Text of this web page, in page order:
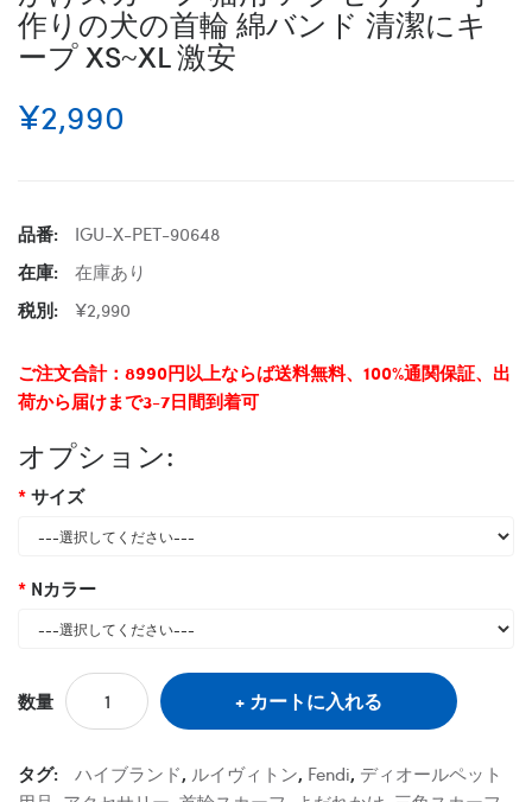
作りの犬の首輪 綿バンド 清潔にキ
ープ XS~XL 激安
¥2,990
品番:
IGU-X-PET-90648
在庫:
在庫あり
税別:
¥2,990
ご注文合計：8990円以上ならば送料無料、100%通関保証、出
荷から届けまで3-7日間到着可
オプション:
サイズ
Nカラー
数量 カートに入れる
タグ: ハイブランド, ルイヴィトン, Fendi, ディオールペット